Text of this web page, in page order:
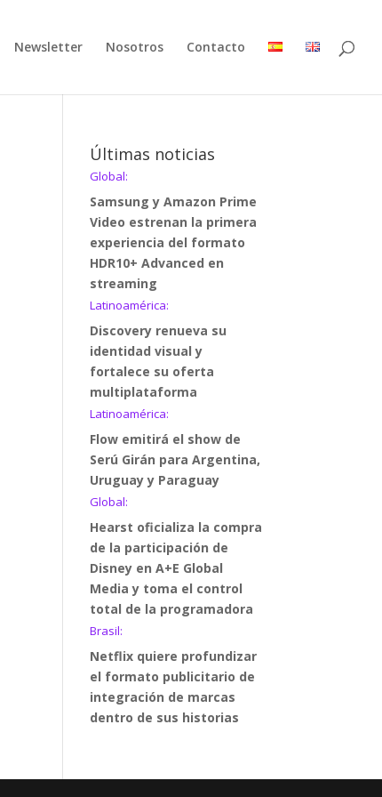
Newsletter Nosotros Contacto
Últimas noticias
Global:
Samsung y Amazon Prime
Video estrenan la primera
experiencia del formato
HDR10+ Advanced en
streaming
Latinoamérica:
Discovery renueva su
identidad visual y
fortalece su oferta
multiplataforma
Latinoamérica:
Flow emitirá el show de
Serú Girán para Argentina,
Uruguay y Paraguay
Global:
Hearst oficializa la compra
de la participación de
Disney en A+E Global
Media y toma el control
total de la programadora
Brasil:
Netflix quiere profundizar
el formato publicitario de
integración de marcas
dentro de sus historias